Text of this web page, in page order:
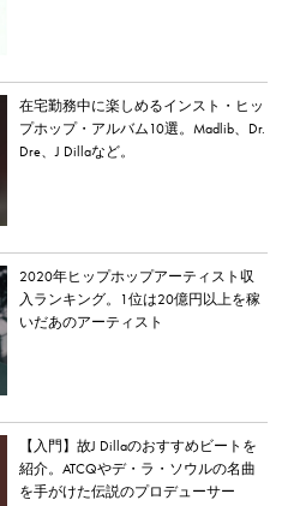
在宅勤務中に楽しめるインスト・ヒッ
プホップ・アルバム10選。Madlib、Dr.
Dre、J Dillaなど。
2020年ヒップホップアーティスト収
入ランキング。1位は20億円以上を稼
いだあのアーティスト
【入門】故J Dillaのおすすめビートを
紹介。ATCQやデ・ラ・ソウルの名曲
を手がけた伝説のプロデューサー